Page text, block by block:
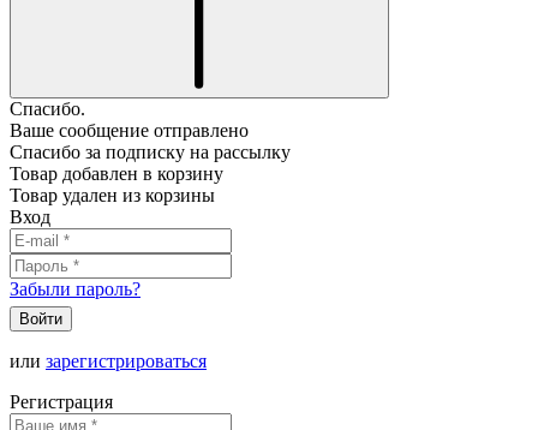
Спасибо.
Ваше сообщение отправлено
Спасибо за подписку на рассылку
Товар добавлен в корзину
Товар удален из корзины
Вход
Забыли пароль?
Войти
или зарегистрироваться
Регистрация